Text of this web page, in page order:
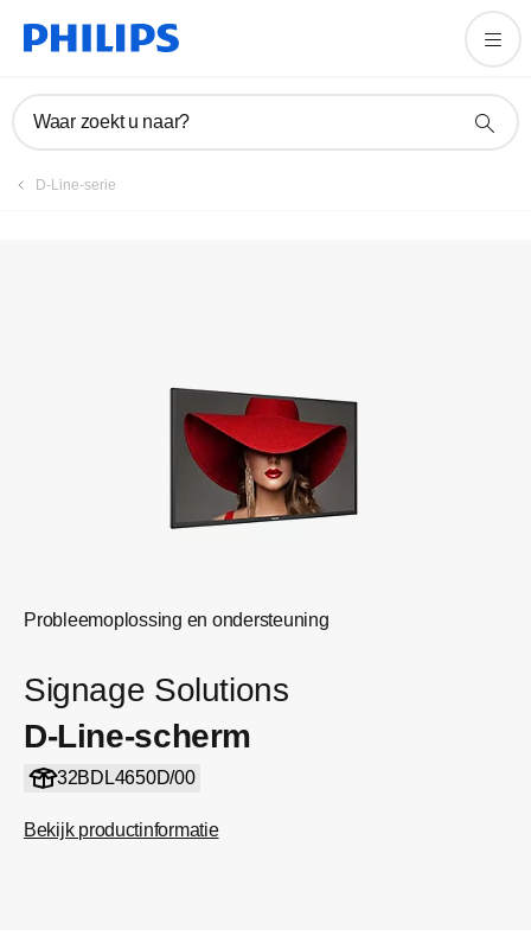
Waar zoekt u naar?
D-Line-serie
Probleemoplossing en ondersteuning
Signage Solutions
D-Line-scherm
32BDL4650D/00
Bekijk productinformatie
Product registreren